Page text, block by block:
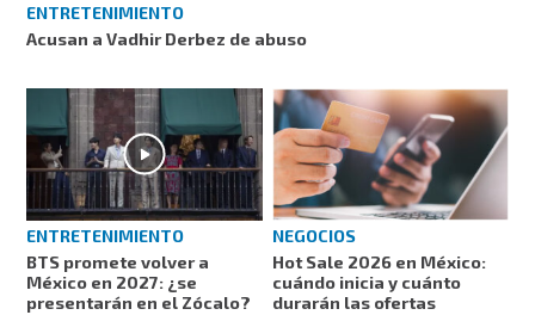
ENTRETENIMIENTO
Acusan a Vadhir Derbez de abuso
ENTRETENIMIENTO
BTS promete volver a
México en 2027: ¿se
presentarán en el Zócalo?
NEGOCIOS
Hot Sale 2026 en México:
cuándo inicia y cuánto
durarán las ofertas